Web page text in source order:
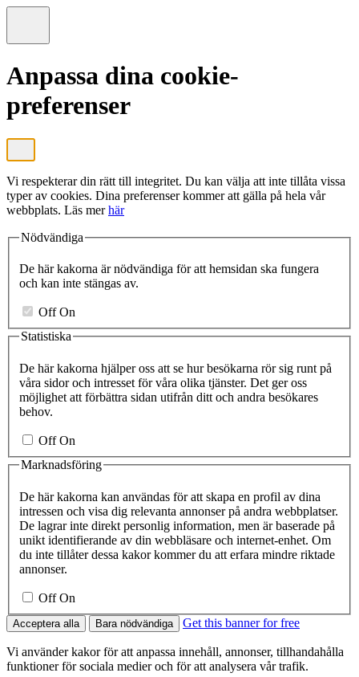
Anpassa dina cookie-
preferenser
Vi respekterar din rätt till integritet. Du kan välja att inte tillåta vissa
typer av cookies. Dina preferenser kommer att gälla på hela vår
webbplats. Läs merhär
Nödvändiga
De här kakorna är nödvändiga för att hemsidan ska fungera
och kan inte stängas av.
Off On
Statistiska
De här kakorna hjälper oss att se hur besökarna rör sig runt på
våra sidor och intresset för våra olika tjänster. Det ger oss
möjlighet att förbättra sidan utifrån ditt och andra besökares
behov.
Off On
Marknadsföring
De här kakorna kan användas för att skapa en profil av dina
intressen och visa dig relevanta annonser på andra webbplatser.
De lagrar inte direkt personlig information, men är baserade på
unikt identifierande av din webbläsare och internet-enhet. Om
du inte tillåter dessa kakor kommer du att erfara mindre riktade
annonser.
Off On
Acceptera alla Bara nödvändiga Get this banner for free
Vi använder kakor för att anpassa innehåll, annonser, tillhandahålla
funktioner för sociala medier och för att analysera vår trafik.